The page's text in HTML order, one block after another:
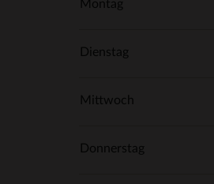
Montag
Dienstag
Mittwoch
Donnerstag